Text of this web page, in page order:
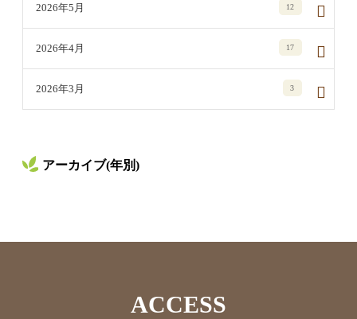
2026年5月 12
2026年4月 17
2026年3月 3
アーカイブ(年別)
ACCESS